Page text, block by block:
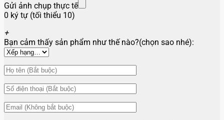
Gửi ảnh chụp thực tế
0 ký tự (tối thiểu 10)
+
Bạn cảm thấy sản phẩm như thế nào?(chọn sao nhé):